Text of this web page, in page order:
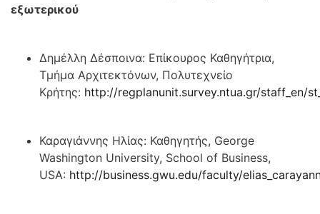
εξωτερικού
Δημέλλη Δέσποινα: Επίκουρος Καθηγήτρια,
Τμήμα Αρχιτεκτόνων, Πολυτεχνείο
Κρήτης: http://regplanunit.survey.ntua.gr/staff_en/
Καραγιάννης Ηλίας: Καθηγητής, George
Washington University, School of Business,
USA: http://business.gwu.edu/faculty/